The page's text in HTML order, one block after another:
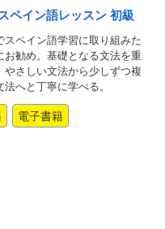
ペイン語レッスン 初級
スペイン語学習に取り組みた
お勧め。基礎となる文法を重
やさしい文法から少しずつ複
法へと丁寧に学べる。
電子書籍